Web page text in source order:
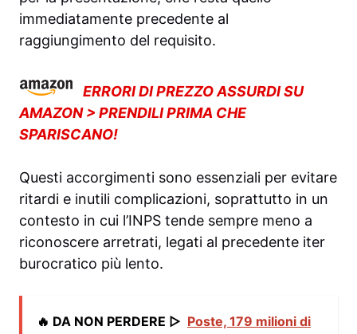
immediatamente precedente al
raggiungimento del requisito.
ERRORI DI PREZZO ASSURDI SU
AMAZON > PRENDILI PRIMA CHE
SPARISCANO!
Questi accorgimenti sono essenziali per evitare
ritardi e inutili complicazioni, soprattutto in un
contesto in cui l’INPS tende sempre meno a
riconoscere arretrati, legati al precedente iter
burocratico più lento.
🔥 DA NON PERDERE ▷ Poste, 179 milioni di